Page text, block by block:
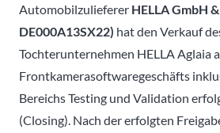
Automobilzulieferer HELLA GmbH
DE000A13SX22) hat den Verkauf
Tochterunternehmen HELLA Aglaia
Frontkamerasoftwaregeschäfts
Bereichs Testing und Validation
(Closing). Nach der erfolgten